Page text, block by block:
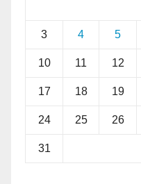
3 4 5
10 11 12
17 18 19
24 25 26
31